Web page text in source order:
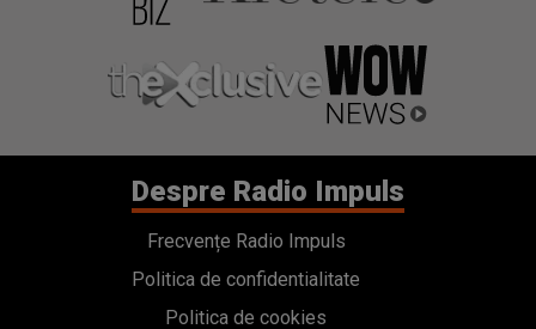
Despre Radio Impuls
Frecvențe Radio Impuls
Politica de confidentialitate
Politica de cookies